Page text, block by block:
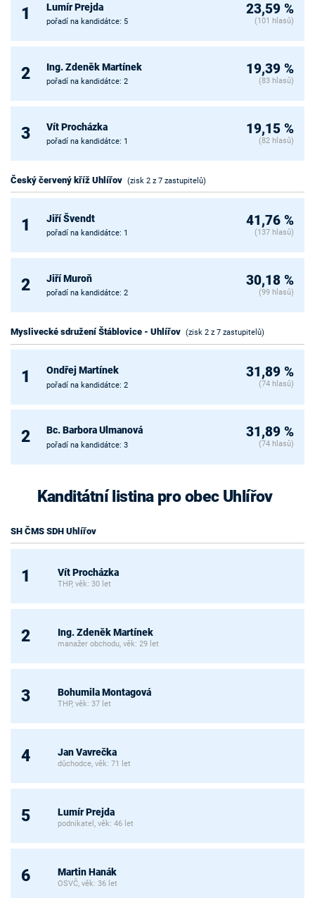
1 Lumír Prejda
pořadí na kandidátce: 5
23,59 %
(101 hlasů)
2 Ing. Zdeněk Martínek
pořadí na kandidátce: 2
19,39 %
(83 hlasů)
3 Vít Procházka
pořadí na kandidátce: 1
19,15 %
(82 hlasů)
Český červený kříž Uhlířov (zisk 2 z 7 zastupitelů)
1 Jiří Švendt
pořadí na kandidátce: 1
41,76 %
(137 hlasů)
2 Jiří Muroň
pořadí na kandidátce: 2
30,18 %
(99 hlasů)
Myslivecké sdružení Štáblovice - Uhlířov (zisk 2 z 7 zastupitelů)
1 Ondřej Martínek
pořadí na kandidátce: 2
31,89 %
(74 hlasů)
2 Bc. Barbora Ulmanová
pořadí na kandidátce: 3
31,89 %
(74 hlasů)
Kanditátní listina pro obec Uhlířov
SH ČMS SDH Uhlířov
1 Vít Procházka
THP, věk: 30 let
2 Ing. Zdeněk Martínek
manažer obchodu, věk: 29 let
3 Bohumila Montagová
THP, věk: 37 let
4 Jan Vavrečka
důchodce, věk: 71 let
5 Lumír Prejda
podnikatel, věk: 46 let
6 Martin Hanák
OSVČ, věk: 36 let